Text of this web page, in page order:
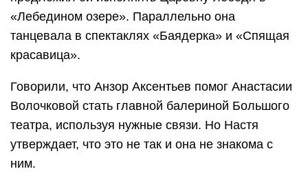
«Лебедином озере». Параллельно она
танцевала в спектаклях «Баядерка» и «Спящая
красавица».
Говорили, что Анзор Аксентьев помог Анастасии
Волочковой стать главной балериной Большого
театра, используя нужные связи. Но Настя
утверждает, что это не так и она не знакома с
ним.